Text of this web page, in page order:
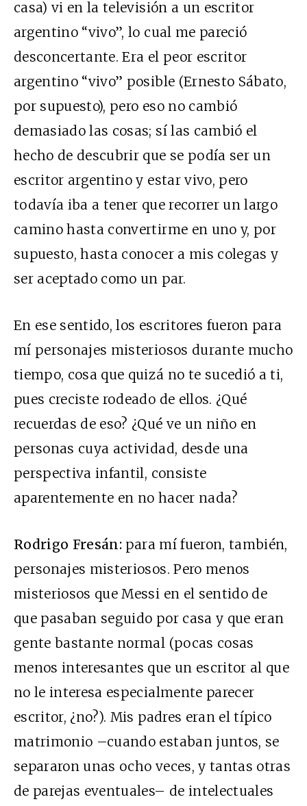
casa) vi en la televisión a un escritor
argentino “vivo”, lo cual me pareció
desconcertante. Era el peor escritor
argentino “vivo” posible (Ernesto Sábato,
por supuesto), pero eso no cambió
demasiado las cosas; sí las cambió el
hecho de descubrir que se podía ser un
escritor argentino y estar vivo, pero
todavía iba a tener que recorrer un largo
camino hasta convertirme en uno y, por
supuesto, hasta conocer a mis colegas y
ser aceptado como un par.
En ese sentido, los escritores fueron para
mí personajes misteriosos durante mucho
tiempo, cosa que quizá no te sucedió a ti,
pues creciste rodeado de ellos. ¿Qué
recuerdas de eso? ¿Qué ve un niño en
personas cuya actividad, desde una
perspectiva infantil, consiste
aparentemente en no hacer nada?
Rodrigo Fresán: para mí fueron, también,
personajes misteriosos. Pero menos
misteriosos que Messi en el sentido de
que pasaban seguido por casa y que eran
gente bastante normal (pocas cosas
menos interesantes que un escritor al que
no le interesa especialmente parecer
escritor, ¿no?). Mis padres eran el típico
matrimonio –cuando estaban juntos, se
separaron unas ocho veces, y tantas otras
de parejas eventuales– de intelectuales